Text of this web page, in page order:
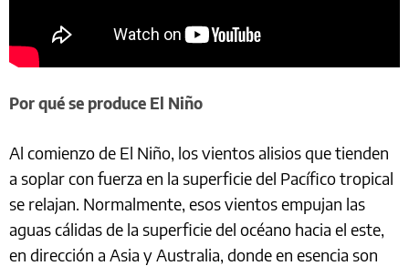
Por qué se produce El Niño
Al comienzo de El Niño, los vientos alisios que tienden
a soplar con fuerza en la superficie del Pacífico tropical
se relajan. Normalmente, esos vientos empujan las
aguas cálidas de la superficie del océano hacia el este,
en dirección a Asia y Australia, donde en esencia son